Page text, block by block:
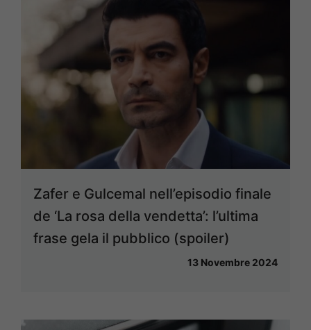
Zafer e Gulcemal nell’episodio finale
de ‘La rosa della vendetta’: l’ultima
frase gela il pubblico (spoiler)
13 Novembre 2024